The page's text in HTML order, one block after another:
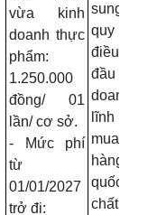
vừa kinh
doanh thực
phẩm:
1.250.000
đồng/ 01
lần/ cơ sở.
- Mức phí
từ
01/01/2027
trở đi:
sung
quy
điều
đầu tư
doanh
lĩnh
mua
hàng
quốc tế,
chất,